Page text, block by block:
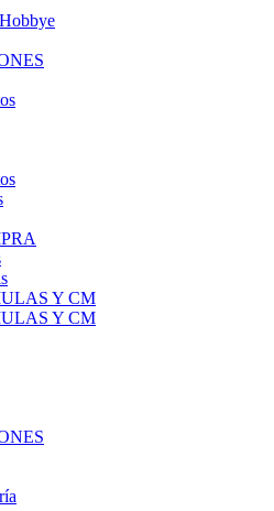
Y CM
Y CM